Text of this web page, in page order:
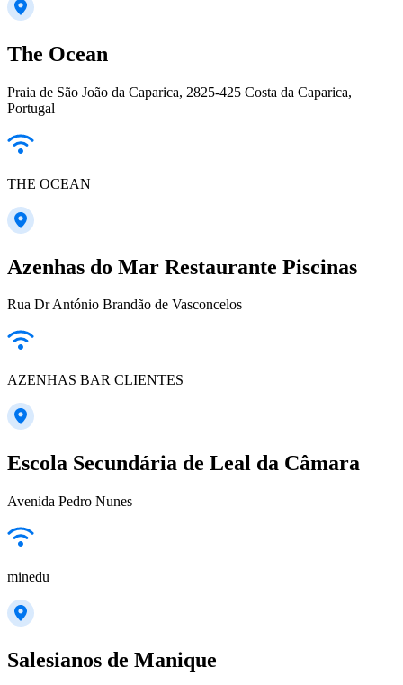
The Ocean
Praia de São João da Caparica, 2825-425 Costa da Caparica,
Portugal
THE OCEAN
Azenhas do Mar Restaurante Piscinas
Rua Dr António Brandão de Vasconcelos
AZENHAS BAR CLIENTES
Escola Secundária de Leal da Câmara
Avenida Pedro Nunes
minedu
Salesianos de Manique